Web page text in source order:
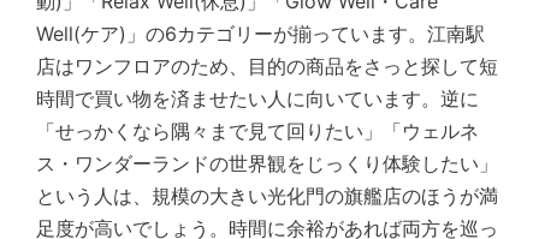
Well(ケア)」の6カテゴリーが揃っています。江南駅
店はワンフロアのため、目的の商品をさっと探して短
時間で買い物を済ませたい人に向いています。逆に
「せっかくなら隅々まで見て回りたい」「ウェルネ
ス・ワンダーランドの世界観をじっくり体験したい」
という人は、規模の大きい光化門の旗艦店のほうが満
足度が高いでしょう。時間に余裕があれば両方を巡っ